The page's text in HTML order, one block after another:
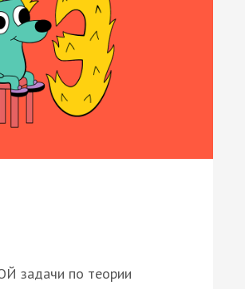
задачи по теории